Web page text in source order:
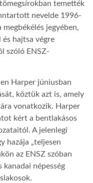
temették
nevelde 1996-
jegyében,
és hajtsa végre
szóló ENSZ-
Harper júniusban
köztük azt is, amely
vonatkozik. Harper
kért a bentlakásos
A jelenlegi
hazája „teljesen
az ENSZ szóban
népesség